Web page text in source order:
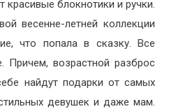
блокнотики и ручки.
весенне-летней коллекции
что попала в сказку. Все
Причем, возрастной разброс
найдут подарки от самых
девушек и даже мам.